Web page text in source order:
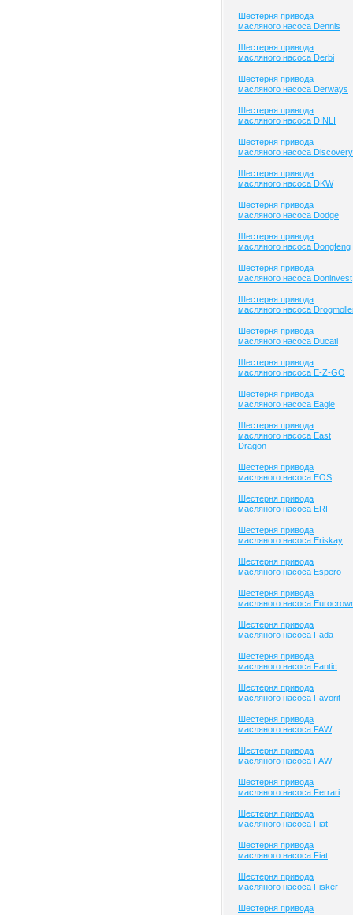
Шестерня привода
масляного насоса Dennis
Шестерня привода
масляного насоса Derbi
Шестерня привода
масляного насоса Derways
Шестерня привода
масляного насоса DINLI
Шестерня привода
масляного насоса Discovery
Шестерня привода
масляного насоса DKW
Шестерня привода
масляного насоса Dodge
Шестерня привода
масляного насоса Dongfeng
Шестерня привода
масляного насоса Doninvest
Шестерня привода
масляного насоса
Шестерня привода
масляного насоса Ducati
Шестерня привода
масляного насоса E-Z-GO
Шестерня привода
масляного насоса Eagle
Шестерня привода
масляного насоса East
Dragon
Шестерня привода
масляного насоса EOS
Шестерня привода
масляного насоса ERF
Шестерня привода
масляного насоса Eriskay
Шестерня привода
масляного насоса Espero
Шестерня привода
масляного насоса
Шестерня привода
масляного насоса Fada
Шестерня привода
масляного насоса Fantic
Шестерня привода
масляного насоса Favorit
Шестерня привода
масляного насоса FAW
Шестерня привода
масляного насоса FAW
Шестерня привода
масляного насоса Ferrari
Шестерня привода
масляного насоса Fiat
Шестерня привода
масляного насоса Fiat
Шестерня привода
масляного насоса Fisker
Шестерня привода